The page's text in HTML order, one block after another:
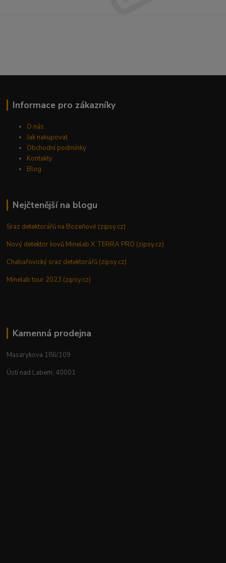
Informace pro zákazníky
O nás
Jak nakupovat
Obchodní podmínky
Kontakty
Blog
Nejčtenější na blogu
Sraz detektorářů na Bozeňově (zipsy.cz)
Nový detektor kovů Minelab X TERRA PRO (zipsy.cz)
Chabařovický sraz detektorářů (zipsy.cz)
Minelab tour 2023 (zipsy.cz)
Kamenná prodejna
Masarykova 186/109
Ústí nad Labem, 40001